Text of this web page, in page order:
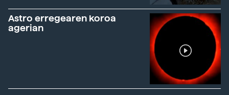
Astro erregearen koroa
agerian